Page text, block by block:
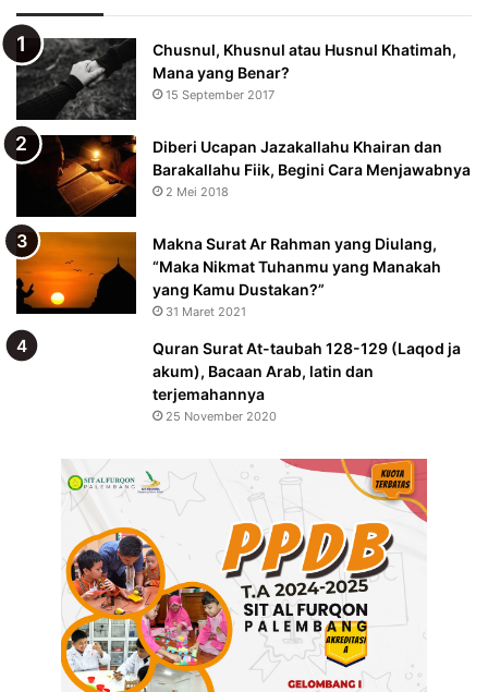
Chusnul, Khusnul atau Husnul Khatimah,
Mana yang Benar?
15 September 2017
Diberi Ucapan Jazakallahu Khairan dan
Barakallahu Fiik, Begini Cara Menjawabnya
2 Mei 2018
Makna Surat Ar Rahman yang Diulang,
“Maka Nikmat Tuhanmu yang Manakah
yang Kamu Dustakan?”
31 Maret 2021
Quran Surat At-taubah 128-129 (Laqod ja
akum), Bacaan Arab, latin dan
terjemahannya
25 November 2020